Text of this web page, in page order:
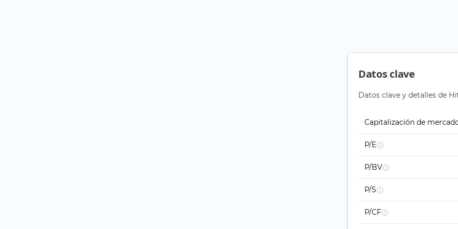
Datos clave
Datos clave y detalles de
Capitalización de
P/E
P/BV
P/S
P/CF